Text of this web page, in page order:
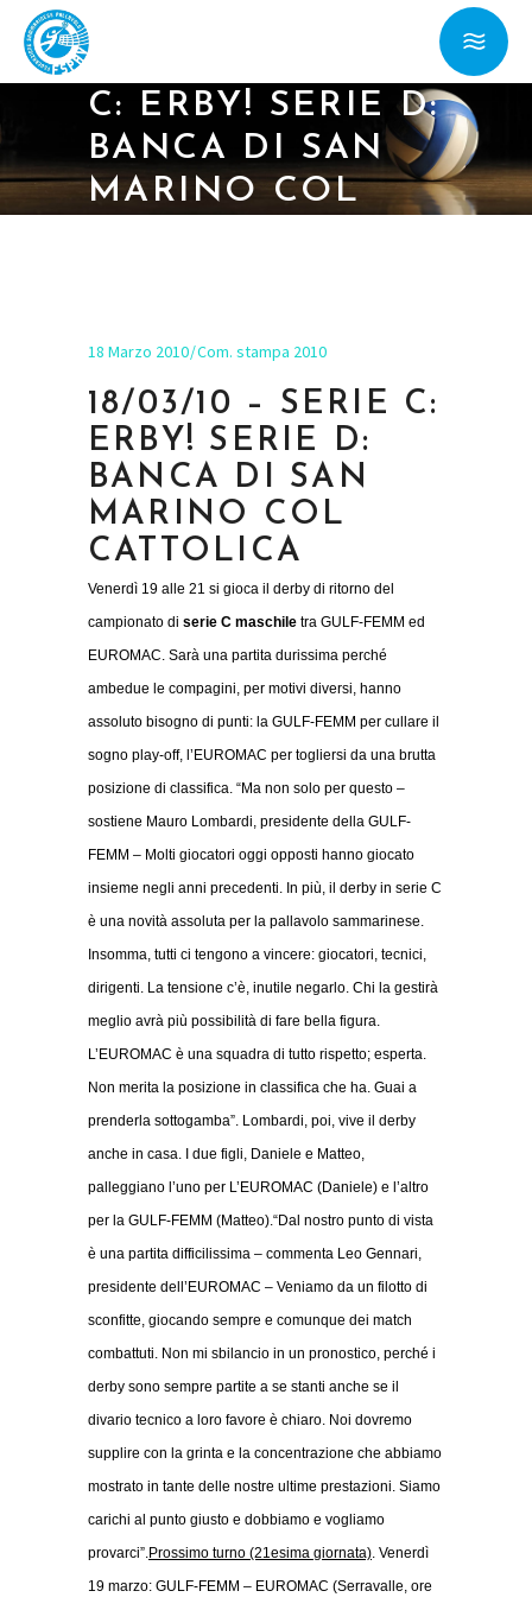
C: ERBY! SERIE D:
BANCA DI SAN
MARINO COL
18 Marzo 2010 Com. stampa 2010
18/03/10 – SERIE C:
ERBY! SERIE D:
BANCA DI SAN
MARINO COL
CATTOLICA
Venerdì 19 alle 21 si gioca il derby di ritorno del
campionato di serie C maschile tra GULF-FEMM ed
EUROMAC. Sarà una partita durissima perché
ambedue le compagini, per motivi diversi, hanno
assoluto bisogno di punti: la GULF-FEMM per cullare il
sogno play-off, l’EUROMAC per togliersi da una brutta
posizione di classifica. “Ma non solo per questo –
sostiene Mauro Lombardi, presidente della GULF-
FEMM – Molti giocatori oggi opposti hanno giocato
insieme negli anni precedenti. In più, il derby in serie C
è una novità assoluta per la pallavolo sammarinese.
Insomma, tutti ci tengono a vincere: giocatori, tecnici,
dirigenti. La tensione c’è, inutile negarlo. Chi la gestirà
meglio avrà più possibilità di fare bella figura.
L’EUROMAC è una squadra di tutto rispetto; esperta.
Non merita la posizione in classifica che ha. Guai a
prenderla sottogamba”. Lombardi, poi, vive il derby
anche in casa. I due figli, Daniele e Matteo,
palleggiano l’uno per L’EUROMAC (Daniele) e l’altro
per la GULF-FEMM (Matteo).“Dal nostro punto di vista
è una partita difficilissima – commenta Leo Gennari,
presidente dell’EUROMAC – Veniamo da un filotto di
sconfitte, giocando sempre e comunque dei match
combattuti. Non mi sbilancio in un pronostico, perché i
derby sono sempre partite a se stanti anche se il
divario tecnico a loro favore è chiaro. Noi dovremo
supplire con la grinta e la concentrazione che abbiamo
mostrato in tante delle nostre ultime prestazioni. Siamo
carichi al punto giusto e dobbiamo e vogliamo
provarci”.Prossimo turno (21esima giornata). Venerdì
19 marzo: GULF-FEMM – EUROMAC (Serravalle, ore